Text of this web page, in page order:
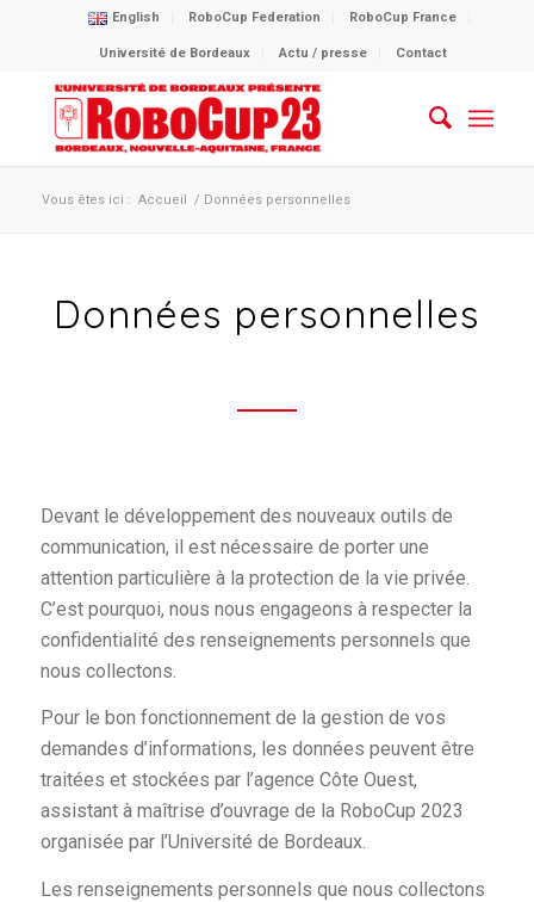
English RoboCup Federation RoboCup France
Université de Bordeaux Actu / presse Contact
Vous êtes ici : Accueil / Données personnelles
Données personnelles
Devant le développement des nouveaux outils de
communication, il est nécessaire de porter une
attention particulière à la protection de la vie privée.
C’est pourquoi, nous nous engageons à respecter la
confidentialité des renseignements personnels que
nous collectons.
Pour le bon fonctionnement de la gestion de vos
demandes d’informations, les données peuvent être
traitées et stockées par l’agence Côte Ouest,
assistant à maîtrise d’ouvrage de la RoboCup 2023
organisée par l’Université de Bordeaux.
Les renseignements personnels que nous collectons